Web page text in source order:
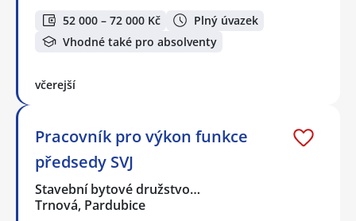
52 000 – 72 000 Kč
Plný úvazek
Vhodné také pro absolventy
včerejší
Pracovník pro výkon funkce
předsedy SVJ
Stavební bytové družstvo…
Trnová, Pardubice